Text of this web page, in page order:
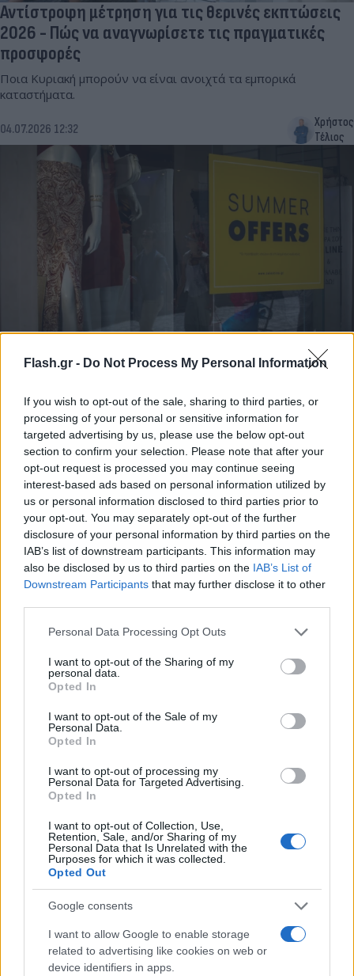
Flash.gr - Do Not Process My Personal Information
If you wish to opt-out of the sale, sharing to third parties, or
processing of your personal or sensitive information for
targeted advertising by us, please use the below opt-out
section to confirm your selection. Please note that after your
opt-out request is processed you may continue seeing
interest-based ads based on personal information utilized by
us or personal information disclosed to third parties prior to
your opt-out. You may separately opt-out of the further
disclosure of your personal information by third parties on the
IAB’s list of downstream participants. This information may
also be disclosed by us to third parties on the IAB’s List of
Downstream Participants that may further disclose it to other
Please note that this website/app uses one or more Google
not limited to your visit or usage behaviour. You may click to
grant or deny consent to Google and its third-party tags to
use your data for below specified purposes in below Google
consent section.
Personal Data Processing Opt Outs
I want to opt-out of the Sharing of my
personal data.
Opted In
I want to opt-out of the Sale of my
Personal Data.
Opted In
I want to opt-out of processing my
Personal Data for Targeted Advertising.
Opted In
I want to opt-out of Collection, Use,
Retention, Sale, and/or Sharing of my
Personal Data that Is Unrelated with the
Purposes for which it was collected.
Opted Out
Google consents
I want to allow Google to enable storage
related to advertising like cookies on web or
device identifiers in apps.
Αντίστροφη μέτρηση για τις θερινές εκπτώσεις
2026 - Πώς να αναγνωρίσετε τις πραγματικές
προσφορές
Ποια Κυριακή μπορούν να είναι ανοιχτά τα εμπορικά
καταστήματα.
04.07.2026 12:32
Χρήστος
Τέλιος
Θερινές εκπτώσεις: Πότε ξεκινούν και τι ισχύει
για τα καταστήματα
Από 13 Ιουλίου ξεκινούν οι θερινές εκπτώσεις με προαιρετικό
άνοιγμα καταστημάτων στις 19/7 και συγκεκριμένους κανόνες
τιμολόγησης.
01.07.2026 11:47
Συντακτική
Flash.gr
Θερινές εκπτώσεις 2026: Πότε ξεκινούν και τι
πρέπει να προσέξουν οι καταναλωτές
Τα εμπορικά καταστήματα μπορούν να λειτουργήσουν
προαιρετικά την πρώτη Κυριακή των εκπτώσεων.
08.06.2026 09:22